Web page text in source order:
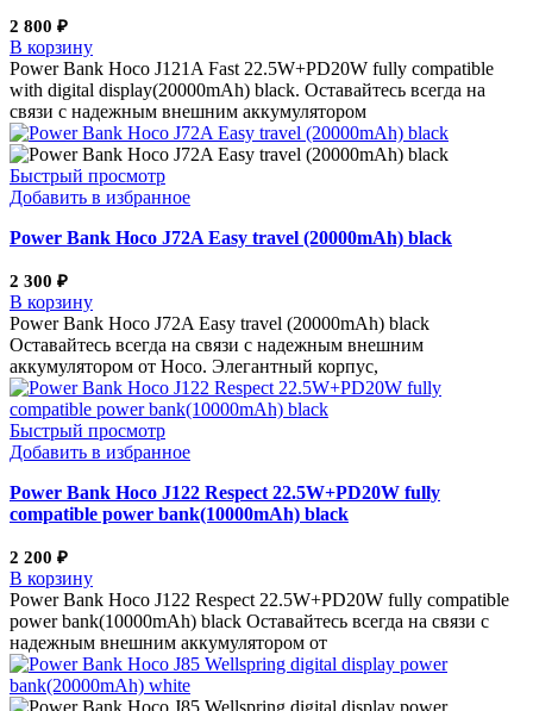
2 800 ₽
В корзину
Power Bank Hoco J121A Fast 22.5W+PD20W fully compatible
with digital display(20000mAh) black. Оставайтесь всегда на
связи с надежным внешним аккумулятором
Быстрый просмотр
Добавить в избранное
Power Bank Hoco J72A Easy travel (20000mAh) black
2 300 ₽
В корзину
Power Bank Hoco J72A Easy travel (20000mAh) black
Оставайтесь всегда на связи с надежным внешним
аккумулятором от Hoco. Элегантный корпус,
Быстрый просмотр
Добавить в избранное
Power Bank Hoco J122 Respect 22.5W+PD20W fully
compatible power bank(10000mAh) black
2 200 ₽
В корзину
Power Bank Hoco J122 Respect 22.5W+PD20W fully compatible
power bank(10000mAh) black Оставайтесь всегда на связи с
надежным внешним аккумулятором от